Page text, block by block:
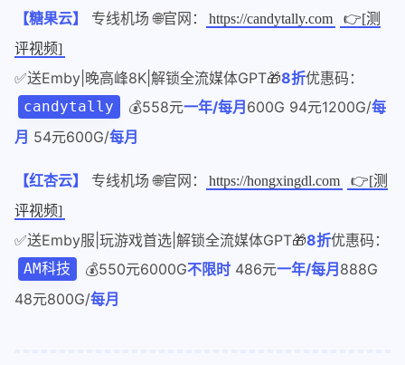
【糖果云】 专线机场 🌐官网： https://candytally.com
👉[测
评视频]
✅送Emby|晚高峰8K|解锁全流媒体GPT🎁8折优惠码：
candytally 💰558元一年/每月600G 94元1200G/每
月 54元600G/每月
【红杏云】 专线机场 🌐官网： https://hongxingdl.com
👉[测
评视频]
✅送Emby服|玩游戏首选|解锁全流媒体GPT🎁8折优惠码：
AM科技 💰550元6000G不限时486元一年/每月888G
48元800G/每月